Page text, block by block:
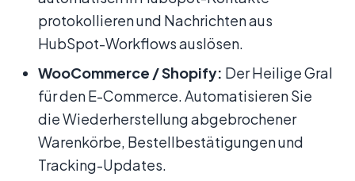
protokollieren und Nachrichten aus
HubSpot-Workflows auslösen.
WooCommerce / Shopify: Der Heilige Gral
für den E-Commerce. Automatisieren Sie
die Wiederherstellung abgebrochener
Warenkörbe, Bestellbestätigungen und
Tracking-Updates.